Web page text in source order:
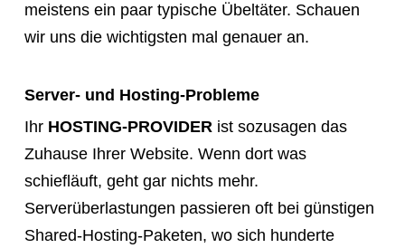
meistens ein paar typische Übeltäter. Schauen
wir uns die wichtigsten mal genauer an.
Server- und Hosting-Probleme
Ihr HOSTING-PROVIDERist sozusagen das
Zuhause Ihrer Website. Wenn dort was
schiefläuft, geht gar nichts mehr.
Serverüberlastungen passieren oft bei günstigen
Shared-Hosting-Paketen, wo sich hunderte
navigate
website.
Instead,
provide
them
directly
with